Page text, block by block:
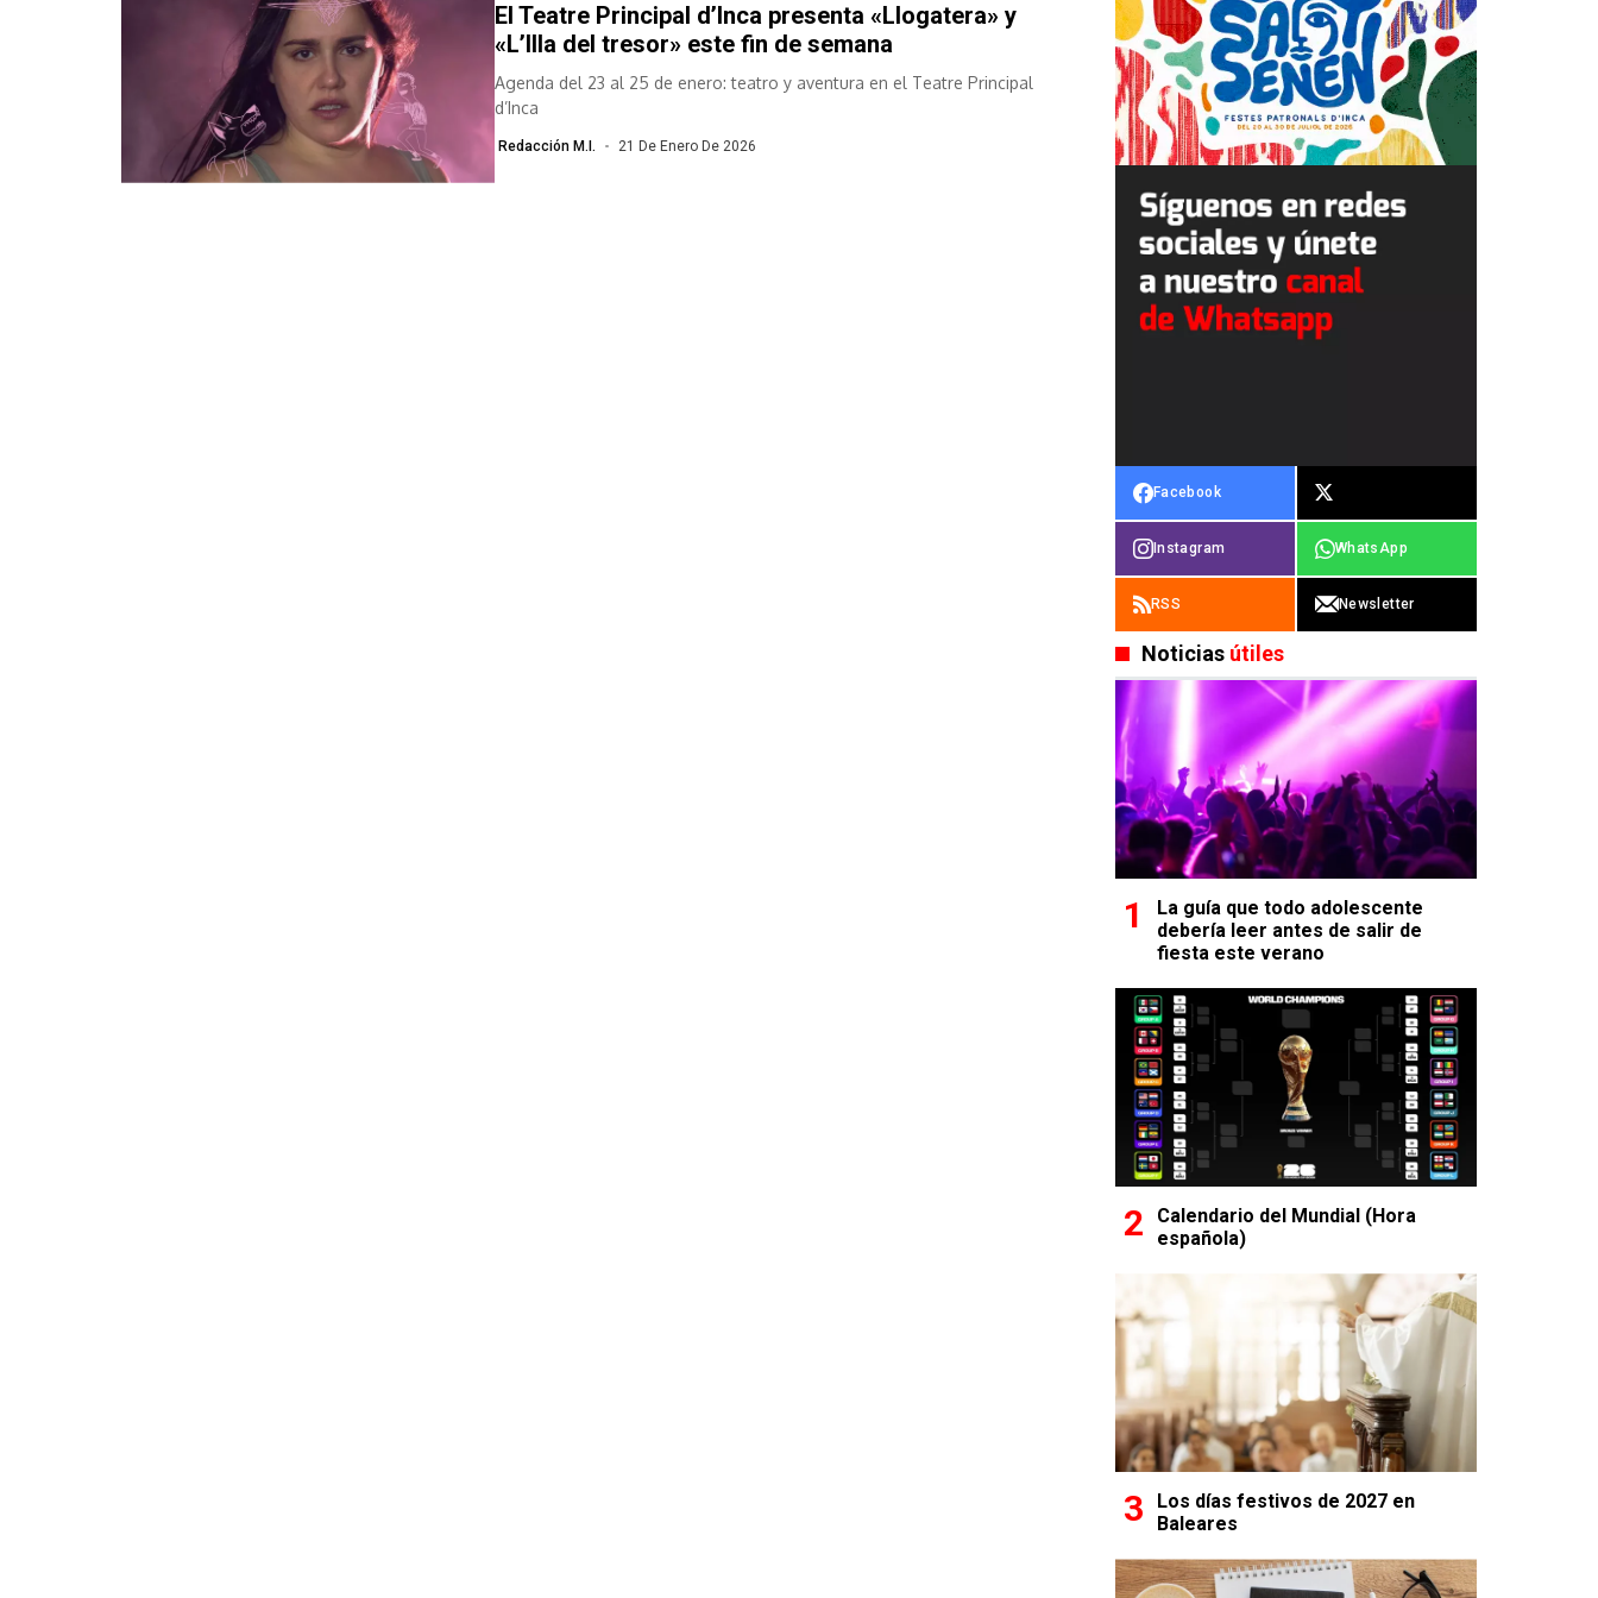
El Teatre Principal d’Inca presenta «Llogatera» y
«L’Illa del tresor» este fin de semana
Agenda del 23 al 25 de enero: teatro y aventura en el Teatre Principal
d’Inca
Redacción M.I. 21 De Enero De 2026
Facebook
Instagram WhatsApp
RSS Newsletter
Noticias útiles
La guía que todo adolescente
debería leer antes de salir de
fiesta este verano
Calendario del Mundial (Hora
española)
Los días festivos de 2027 en
Baleares